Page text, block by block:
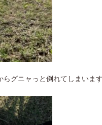
グニャっと倒れてしまいま